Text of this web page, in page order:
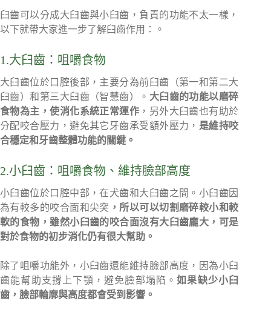
臼齒可以分成大臼齒與小臼齒，負責的功能不太一樣，
以下就帶大家進一步了解臼齒作用：。
1.大臼齒：咀嚼食物
大臼齒位於口腔後部，主要分為前臼齒（第一和第二大
臼齒）和第三大臼齒（智慧齒）。 大臼齒的功能以磨碎
食物為主，使消化系統正常運作 ，另外大臼齒也有助於
分配咬合壓力，避免其它牙齒承受額外壓力， 是維持咬
合穩定和牙齒整體功能的關鍵。
2.小臼齒：咀嚼食物、維持臉部高度
小臼齒位於口腔中部，在犬齒和大臼齒之間。小臼齒因
為有較多的咬合面和尖突 ，所以可以切割磨碎較小和較
軟的食物，雖然小臼齒的咬合面沒有大臼齒龐大，可是
對於食物的初步消化仍有很大幫助。
除了咀嚼功能外，小臼齒還能維持臉部高度，因為小臼
齒能幫助支撐上下顎，避免臉部塌陷。如果缺少小臼
齒，臉部輪廓與高度都會受到影響。